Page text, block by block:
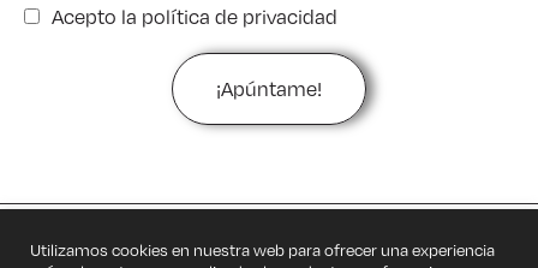
Acepto la política de privacidad
Privacidad
Utilizamos cookies en nuestra web para ofrecer una experiencia